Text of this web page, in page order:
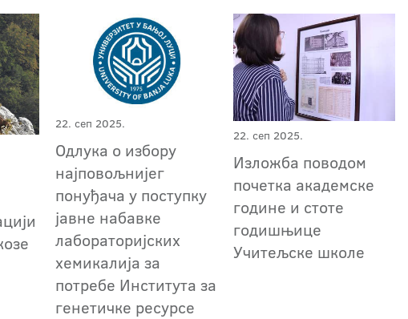
22. сеп 2025.
Одлука о избору
најповољнијег
понуђача у поступку
јавне набавке
лабораторијских
хемикалија за
потребе Института за
генетичке ресурсе
22. сеп 2025.
Изложба поводом
почетка академске
године и стоте
годишњице
Учитељске школе